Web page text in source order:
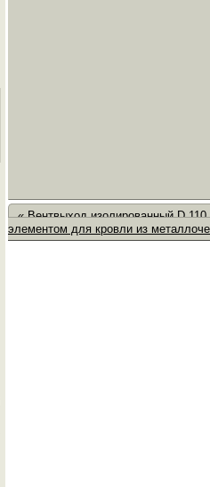
« Вентвыход изолированный D
элементом для кровли из